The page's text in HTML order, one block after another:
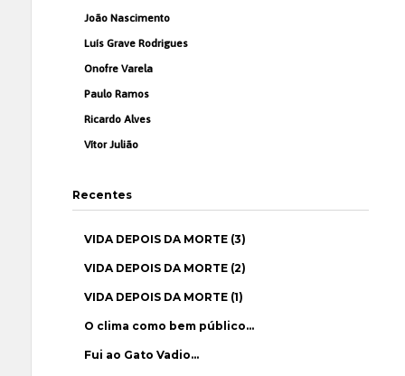
João Nascimento
Luís Grave Rodrigues
Onofre Varela
Paulo Ramos
Ricardo Alves
Vítor Julião
Recentes
VIDA DEPOIS DA MORTE (3)
VIDA DEPOIS DA MORTE (2)
VIDA DEPOIS DA MORTE (1)
O clima como bem público…
Fui ao Gato Vadio…